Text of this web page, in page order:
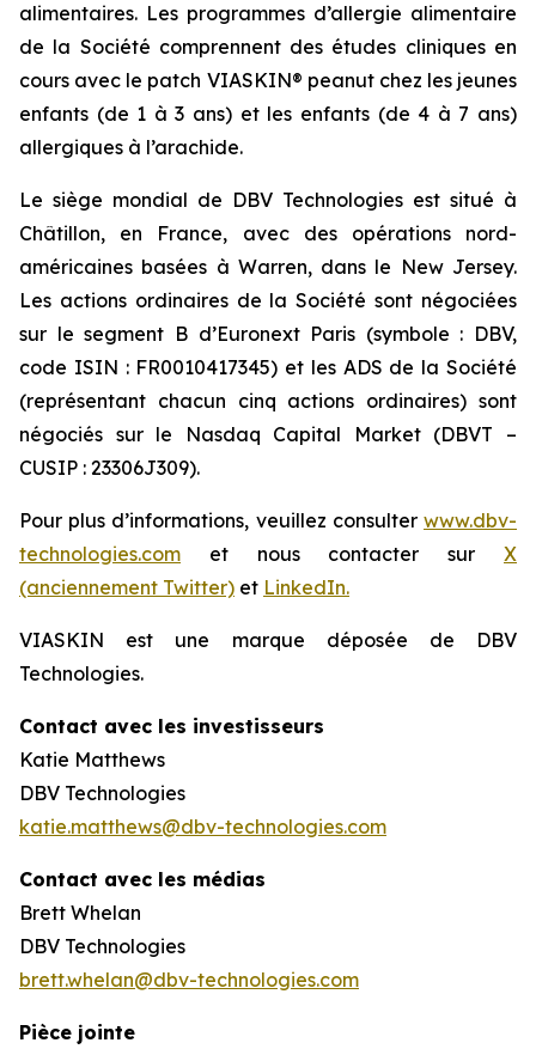
alimentaires. Les programmes d’allergie alimentaire
de la Société comprennent des études cliniques en
cours avec le patch VIASKIN® peanut chez les jeunes
enfants (de 1 à 3 ans) et les enfants (de 4 à 7 ans)
allergiques à l’arachide.
Le siège mondial de DBV Technologies est situé à
Châtillon, en France, avec des opérations nord-
américaines basées à Warren, dans le New Jersey.
Les actions ordinaires de la Société sont négociées
sur le segment B d’Euronext Paris (symbole : DBV,
code ISIN : FR0010417345) et les ADS de la Société
(représentant chacun cinq actions ordinaires) sont
négociés sur le Nasdaq Capital Market (DBVT –
CUSIP : 23306J309).
Pour plus d’informations, veuillez consulter www.dbv-
technologies.com et nous contacter sur X
(anciennement Twitter) et LinkedIn.
VIASKIN est une marque déposée de DBV
Technologies.
Contact avec les investisseurs
Katie Matthews
DBV Technologies
katie.matthews@dbv-technologies.com
Contact avec les médias
Brett Whelan
DBV Technologies
brett.whelan@dbv-technologies.com
Pièce jointe